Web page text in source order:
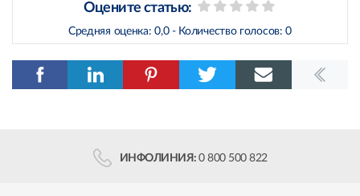
Оцените статью:
Средняя оценка:0,0- Количество голосов:0
ИНФОЛИНИЯ: 0 800 500 822